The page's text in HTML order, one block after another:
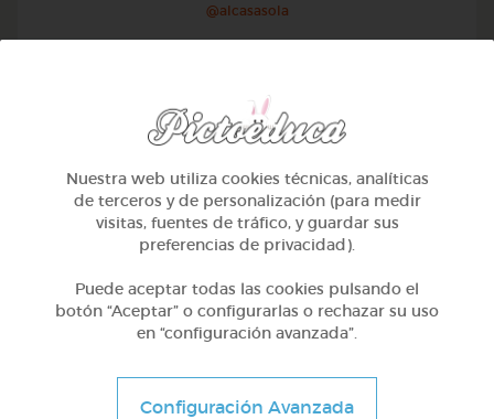
@alcasasola
1º Primaria (6-7 años)
Aprendemos a identificar el mayor menor e igual
Nuestra web utiliza cookies técnicas, analíticas
de terceros y de personalización (para medir
visitas, fuentes de tráfico, y guardar sus
preferencias de privacidad).
Puede aceptar todas las cookies pulsando el
botón “Aceptar” o configurarlas o rechazar su uso
en “configuración avanzada”.
Configuración Avanzada